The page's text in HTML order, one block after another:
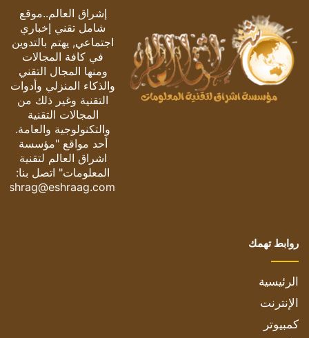
إشراق العالم..موقع
شامل تقني إخباري
اجتماعي, يهتم بالتدوين
في كافة المجالات
ومنها المجال التقني
والذكاء المنزلي وأدوات
التقنية وغير ذلك من
المجالات التقنية
والتكنولوجية والعامة.
أحد مواقع "مؤسسة
اشراق العالم لتقنية
المعلومات" اتصل بنا:
eshrag@eshraag.com
روابط تهمك
الرئيسية
الإنترنت
كمبيوتر